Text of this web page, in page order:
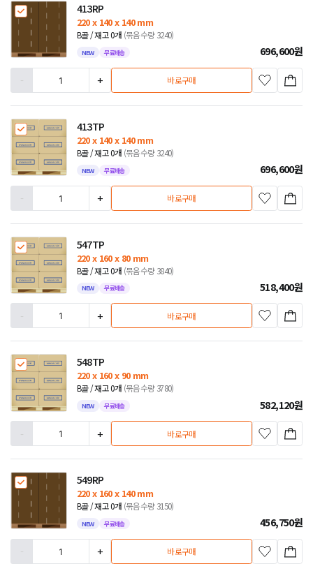
413RP
220 x 140 x 140 mm
B골 / 재고 0개 (묶음수량 3240)
NEW 무료배송 696,600원
-
+ 바로구매
413TP
220 x 140 x 140 mm
B골 / 재고 0개 (묶음수량 3240)
NEW 무료배송 696,600원
-
+ 바로구매
547TP
220 x 160 x 80 mm
B골 / 재고 0개 (묶음수량 3840)
NEW 무료배송 518,400원
-
+ 바로구매
548TP
220 x 160 x 90 mm
B골 / 재고 0개 (묶음수량 3780)
NEW 무료배송 582,120원
-
+ 바로구매
549RP
220 x 160 x 140 mm
B골 / 재고 0개 (묶음수량 3150)
NEW 무료배송 456,750원
-
+ 바로구매